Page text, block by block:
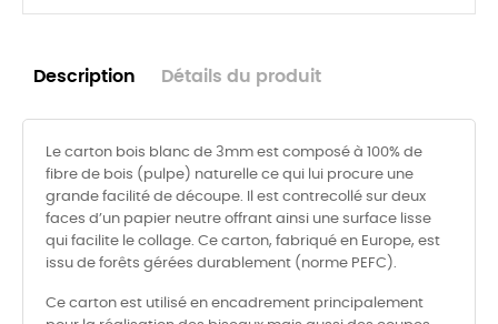
Description Détails du produit
Le carton bois blanc de 3mm est composé à 100% de
fibre de bois (pulpe) naturelle ce qui lui procure une
grande facilité de découpe. Il est contrecollé sur deux
faces d’un papier neutre offrant ainsi une surface lisse
qui facilite le collage. Ce carton, fabriqué en Europe, est
issu de forêts gérées durablement (norme PEFC).
Ce carton est utilisé en encadrement principalement